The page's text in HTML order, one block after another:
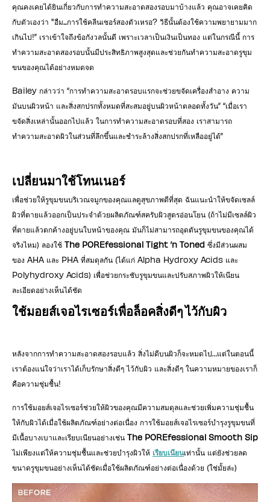
คุณคงเคยได้ยินเกี่ยวกับการทำความสะอาดสองรอบมาบ้างแล้ว คุณอาจเคยคิด
กับตัวเองว่า "อืม...การใช้คลีนเซอร์สองตัวเหรอ? วิธีนั้นต้องใช้ความพยายามมาก
เกินไป!” เราเข้าใจถึงข้อกังวลนั้นดี เพราะเวลาเป็นเงินเป็นทอง แต่ในกรณีนี้ การ
ทำความสะอาดสองรอบนั้นมีประสิทธิภาพสูงสุดและช่วยกันทำความสะอาดรูขุม
ขนของคุณได้อย่างหมดจด
Bailey กล่าวว่า “การทำความสะอาดรอบแรกจะช่วยขจัดเครื่องสำอาง ความ
มันบนผิวหน้า และสิ่งสกปรกทั้งหมดที่สะสมอยู่บนผิวหน้าตลอดทั้งวัน” “เมื่อเรา
ขจัดสิ่งเหล่านั้นออกไปแล้ว ในการทำความสะอาดรอบที่สอง เราสามารถ
ทำความสะอาดผิวในส่วนที่ลึกขึ้นและชำระล้างสิ่งสกปรกที่เหลืออยู่ได้”
เปลี่ยนมาใช้โทนเนอร์
เพื่อช่วยให้รูขุมขนบริเวณจมูกของคุณแลดูสุขภาพดีที่สุด ฉันแนะนำให้ขจัดเซลล์
ผิวที่ตายแล้วออกเป็นประจำด้วยผลิตภัณฑ์สครับผิวสูตรอ่อนโยน (ถ้าไม่มีเซลล์ผิว
ที่ตายแล้วตกค้างอยู่บนใบหน้าของคุณ มันก็ไม่สามารถอุดตันรูขุมขนของคุณได้
จริงไหม) ลองใช้ The POREfessional Tight ’n Toned ซึ่งมีส่วนผสม
ของ AHA และ PHA ที่สมดุลกัน (ได้แก่ Alpha Hydroxy Acids และ
Polyhydroxy Acids) เพื่อช่วยกระชับรูขุมขนและปรับสภาพผิวให้เนียน
ละเอียดอย่างเห็นได้ชัด
ใช้มอยส์เจอไรเซอร์เพื่อล็อคสิ่งดีๆ ไว้กับผิว
หลังจากการทำความสะอาดสองรอบแล้ว สิ่งไม่ดีบนผิวก็จะหมดไป…แต่ในตอนนี้
เราต้องแน่ใจว่าเราได้เก็บรักษาสิ่งดีๆ ไว้กับผิว และสิ่งดีๆ ในความหมายของเราก็
คือความชุ่มชื้น!
การใช้มอยส์เจอไรเซอร์ช่วยให้ผิวของคุณมีความสมดุลและช่วยเพิ่มความชุ่มชื้น
ให้กับผิวได้เมื่อใช้ผลิตภัณฑ์อย่างต่อเนื่อง การใช้มอยส์เจอไรเซอร์บำรุงรูขุมขนที่
มีเนื้อบางเบาและเรียบเนียนอย่างเช่น The POREfessional Smooth Sip
ไม่เพียงแต่ให้ความชุ่มชื้นและช่วยบำรุงผิวให้ เรียบเนียนเท่านั้น แต่ยังช่วยลด
ขนาดรูขุมขนอย่างเห็นได้ชัดเมื่อใช้ผลิตภัณฑ์อย่างต่อเนื่องด้วย (ใช่มั้ยล่ะ)